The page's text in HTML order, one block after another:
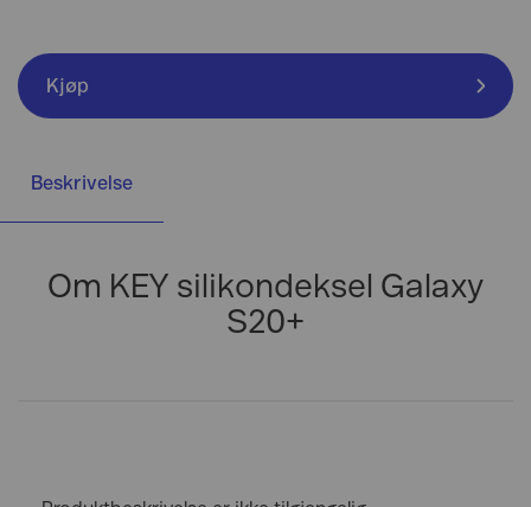
Kjøp
Beskrivelse
Om KEY silikondeksel Galaxy
S20+